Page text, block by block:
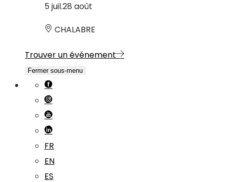
5 juil.28 août
CHALABRE
Trouver un événement
Fermer sous-menu
FR
EN
ES